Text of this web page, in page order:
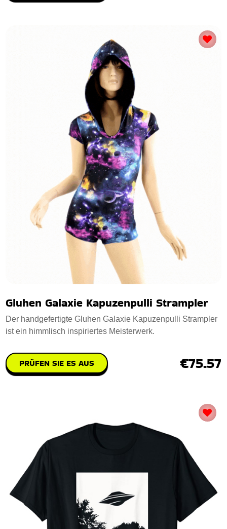
Gluhen Galaxie Kapuzenpulli Strampler
Der handgefertigte Gluhen Galaxie Kapuzenpulli Strampler
ist ein himmlisch inspiriertes Meisterwerk.
PRÜFEN SIE ES AUS €75.57